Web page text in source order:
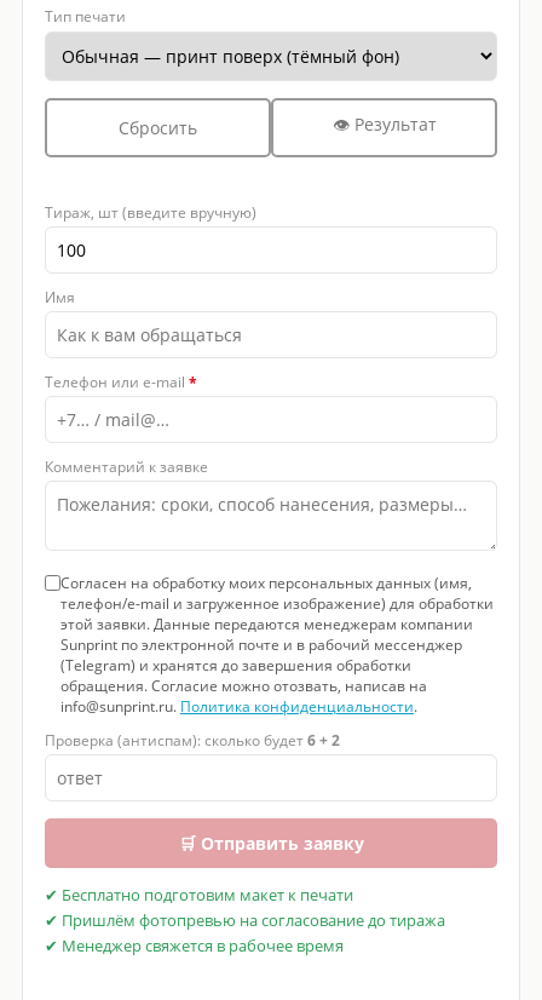
Тип печати
Сбросить 👁 Результат
Тираж, шт (введите вручную)
Имя
Телефон или e-mail *
Комментарий к заявке
Согласен на обработку моих персональных данных (имя,
телефон/e-mail и загруженное изображение) для обработки
этой заявки. Данные передаются менеджерам компании
Sunprint по электронной почте и в рабочий мессенджер
(Telegram) и хранятся до завершения обработки
обращения. Согласие можно отозвать, написав на
info@sunprint.ru. Политика конфиденциальности.
Проверка (антиспам): сколько будет6 + 2
🛒 Отправить заявку
✔ Бесплатно подготовим макет к печати
✔ Пришлём фотопревью на согласование до тиража
✔ Менеджер свяжется в рабочее время